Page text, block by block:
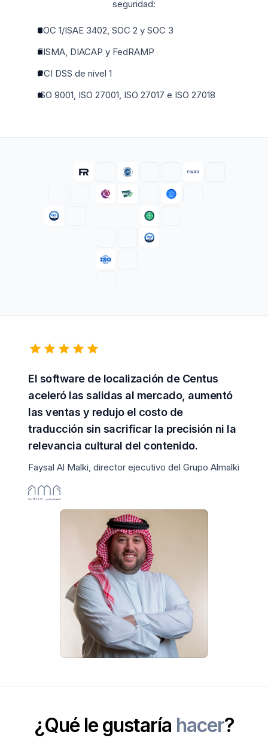
seguridad:
SOC 1/ISAE 3402, SOC 2 y SOC 3
FISMA, DIACAP y FedRAMP
PCI DSS de nivel 1
ISO 9001, ISO 27001, ISO 27017 e ISO 27018
El software de localización de Centus
aceleró las salidas al mercado, aumentó
las ventas y redujo el costo de
traducción sin sacrificar la precisión ni la
relevancia cultural del contenido.
Faysal Al Malki, director ejecutivo del Grupo Almalki
¿Qué le gustaría hacer?